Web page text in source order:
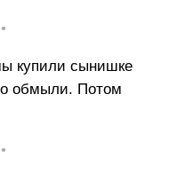
купили сынишке
обмыли. Потом